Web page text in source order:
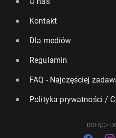
Kontakt
Dla mediów
Regulamin
FAQ - Najczęściej
Polityka prywatności /
DOŁĄCZ